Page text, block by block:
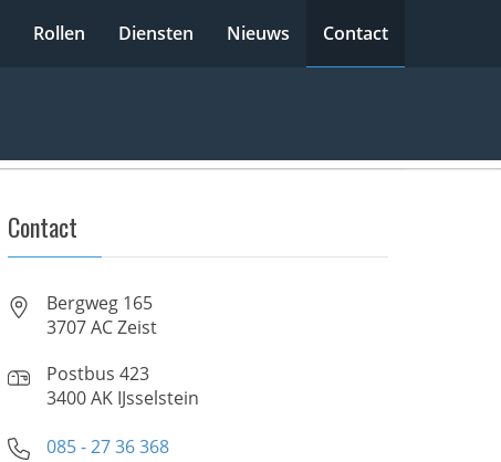
Rollen Diensten Nieuws Contact
Contact
Bergweg 165
3707 AC Zeist
Postbus 423
3400 AK IJsselstein
085 - 27 36 368